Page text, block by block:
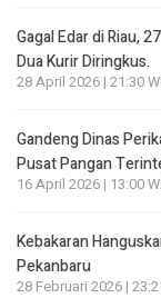
Gagal Edar di Riau,
Dua Kurir Diringkus.
28 April 2026 | 21:30
Gandeng Dinas
Pusat Pangan
16 April 2026 | 13:00
Kebakaran
Pekanbaru
28 Februari 2026 |